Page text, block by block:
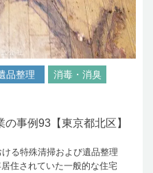
品整理
消毒・消臭
事例93【東京都北区】
る特殊清掃および遺品整理
住されていた一般的な住宅